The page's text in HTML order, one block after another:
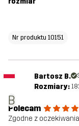
Nr produktu 10151
B
Bartosz B.
Rozmiary:
Polecam
Zgodne z